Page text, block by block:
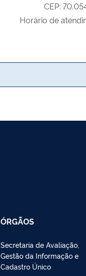
CEP:
Horário de
ÓRGÃOS
Secretaria de Avaliação,
Gestão da Informação e
Cadastro Único